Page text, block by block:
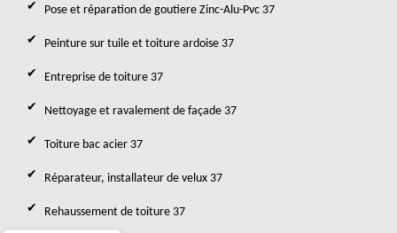
Pose et réparation de goutiere Zinc-Alu-Pvc 37
Peinture sur tuile et toiture ardoise 37
Entreprise de toiture 37
Nettoyage et ravalement de façade 37
Toiture bac acier 37
Réparateur, installateur de velux 37
Rehaussement de toiture 37